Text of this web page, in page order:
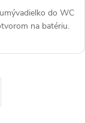
do WC
na batériu.